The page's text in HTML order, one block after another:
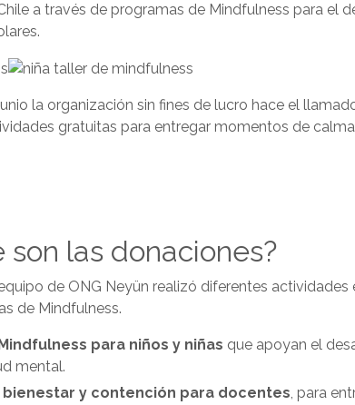
a través de programas de Mindfulness para el
la organización sin fines de lucro hace el
gratuitas para entregar momentos de
son las donaciones?
de ONG Neyün realizó diferentes
de Mindfulness.
para niños y niñas que apoyan el
mental.
bienestar y contención para docentes, para